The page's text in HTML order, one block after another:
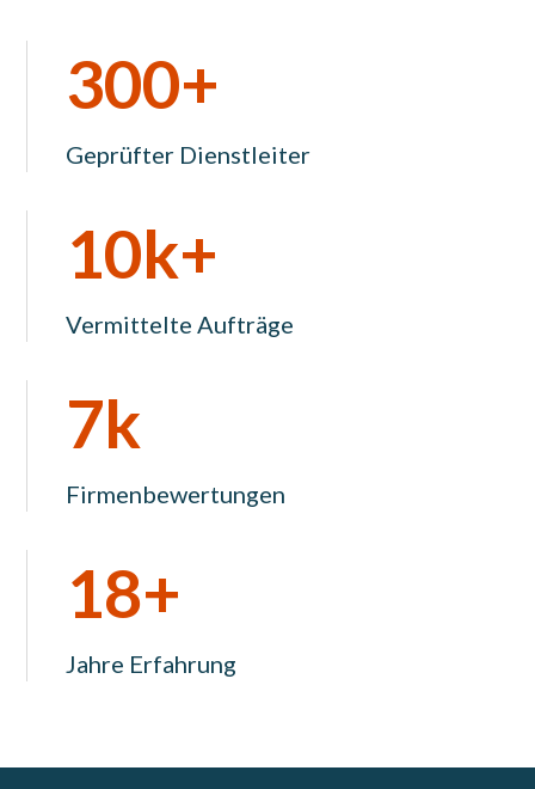
300+
Geprüfter Dienstleiter
10k+
Vermittelte Aufträge
7k
Firmenbewertungen
18+
Jahre Erfahrung